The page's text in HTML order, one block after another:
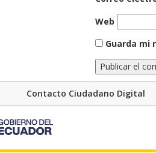
Web
Guarda mi
Contacto Ciudadano Digital